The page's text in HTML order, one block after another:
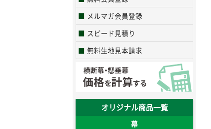
メルマガ会員登録
スピード見積り
無料生地見本請求
オリジナル商品一覧
幕